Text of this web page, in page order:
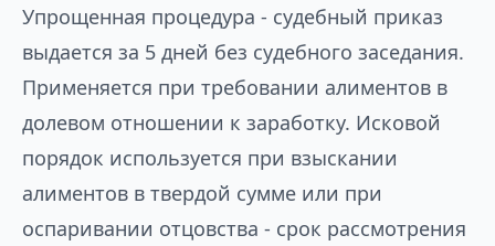
Упрощенная процедура - судебный приказ
выдается за 5 дней без судебного заседания.
Применяется при требовании алиментов в
долевом отношении к заработку. Исковой
порядок используется при взыскании
алиментов в твердой сумме или при
оспаривании отцовства - срок рассмотрения